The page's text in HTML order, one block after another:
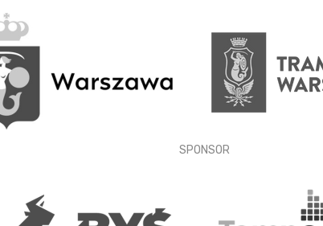
SPONSOR